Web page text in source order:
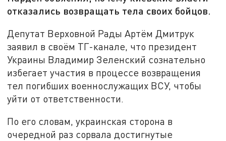
отказались возвращать тела своих бойцов.
Депутат Верховной Рады Артём Дмитрук
заявил в своём TГ-канале, что президент
Украины Владимир Зеленский сознательно
избегает участия в процессе возвращения
тел погибших военнослужащих ВСУ, чтобы
уйти от ответственности.
По его словам, украинская сторона в
очередной раз сорвала достигнутые